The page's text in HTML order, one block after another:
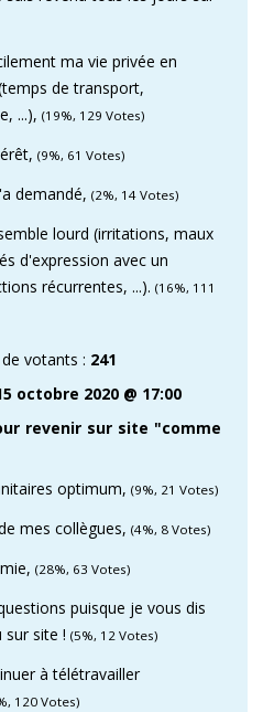
ma vie privée en
de transport,
...), (19%, 129 Votes)
(9%, 61 Votes)
demandé, (2%, 14 Votes)
lourd (irritations, maux
d'expression avec un
récurrentes, ...). (16%, 111
votants : 241
octobre 2020 @ 17:00
revenir sur site "comme
optimum, (9%, 21 Votes)
mes collègues, (4%, 8 Votes)
(28%, 63 Votes)
puisque je vous dis
sur site ! (5%, 12 Votes)
à télétravailler
120 Votes)